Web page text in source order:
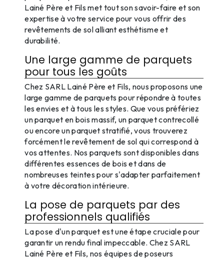
Lainé Père et Fils met tout son savoir-faire et son
expertise à votre service pour vous offrir des
revêtements de sol alliant esthétisme et
durabilité.
Une large gamme de parquets
pour tous les goûts
Chez SARL Lainé Père et Fils, nous proposons une
large gamme de parquets pour répondre à toutes
les envies et à tous les styles. Que vous préfériez
un parquet en bois massif, un parquet contrecollé
ou encore un parquet stratifié, vous trouverez
forcément le revêtement de sol qui correspond à
vos attentes. Nos parquets sont disponibles dans
différentes essences de bois et dans de
nombreuses teintes pour s'adapter parfaitement
à votre décoration intérieure.
La pose de parquets par des
professionnels qualifiés
La pose d'un parquet est une étape cruciale pour
garantir un rendu final impeccable. Chez SARL
Lainé Père et Fils, nos équipes de poseurs